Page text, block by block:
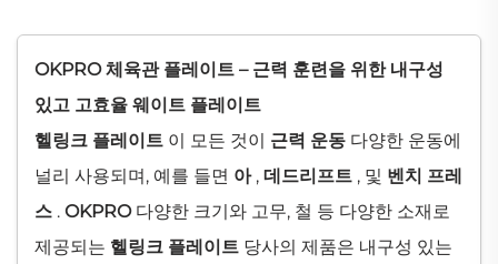
OKPRO 체육관 플레이트 – 근력 훈련을 위한 내구성
있고 고효율 웨이트 플레이트
헬링크 플레이트 이 모든 것이 근력 운동 다양한 운동에
널리 사용되며, 예를 들면 아 , 데드리프트 , 및 벤치 프레
스 . OKPRO 다양한 크기와 고무, 철 등 다양한 소재로
제공되는 헬링크 플레이트 당사의 제품은 내구성 있는